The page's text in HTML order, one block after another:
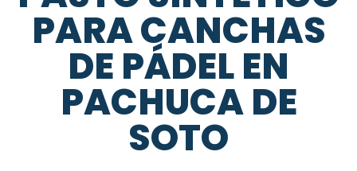
PARA CANCHAS
DE PÁDEL EN
PACHUCA DE
SOTO